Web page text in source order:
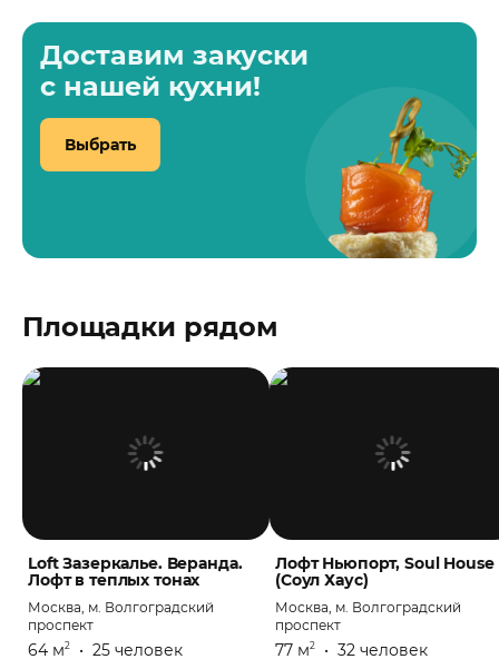
Доставим закуски
с нашей кухни!
Выбрать
Площадки рядом
Loft Зазеркалье. Веранда.
Лофт в теплых тонах
Москва, м. Волгоградский
проспект
64 м2 • 25 человек
Лофт Ньюпорт, Soul House
(Соул Хаус)
Москва, м. Волгоградский
проспект
77 м2 • 32 человек